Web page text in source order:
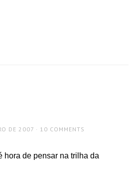
DE 2007 10 COMMENTS
hora de pensar na trilha da